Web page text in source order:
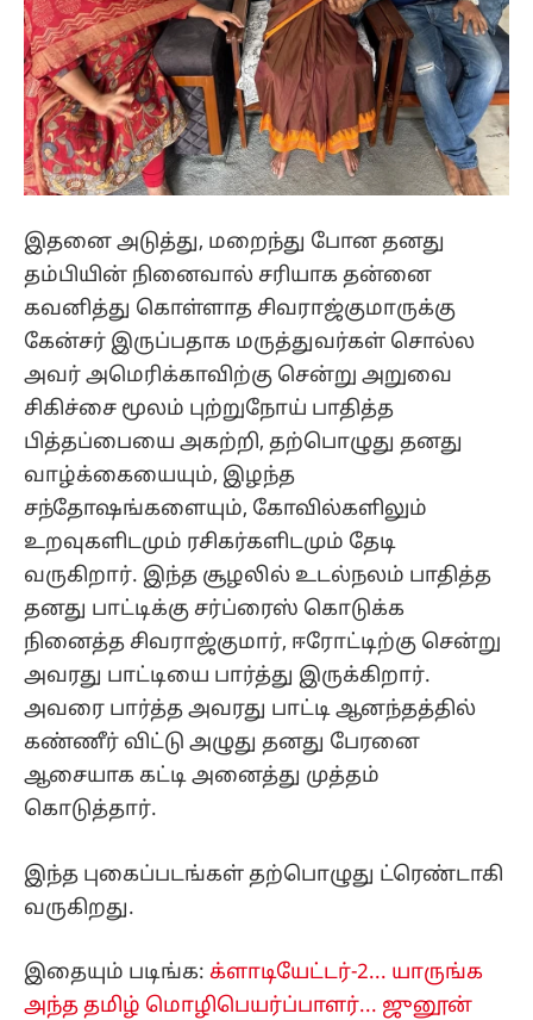
இதனை அடுத்து, மறைந்து போன தனது
தம்பியின் நினைவால் சரியாக தன்னை
கவனித்து கொள்ளாத சிவராஜ்குமாருக்கு
கேன்சர் இருப்பதாக மருத்துவர்கள் சொல்ல
அவர் அமெரிக்காவிற்கு சென்று அறுவை
சிகிச்சை மூலம் புற்றுநோய் பாதித்த
பித்தப்பையை அகற்றி, தற்பொழுது தனது
வாழ்க்கையையும், இழந்த
சந்தோஷங்களையும், கோவில்களிலும்
உறவுகளிடமும் ரசிகர்களிடமும் தேடி
வருகிறார். இந்த சூழலில் உடல்நலம் பாதித்த
தனது பாட்டிக்கு சர்ப்ரைஸ் கொடுக்க
நினைத்த சிவராஜ்குமார், ஈரோட்டிற்கு சென்று
அவரது பாட்டியை பார்த்து இருக்கிறார்.
அவரை பார்த்த அவரது பாட்டி ஆனந்தத்தில்
கண்ணீர் விட்டு அழுது தனது பேரனை
ஆசையாக கட்டி அனைத்து முத்தம்
கொடுத்தார்.
இந்த புகைப்படங்கள் தற்பொழுது ட்ரெண்டாகி
வருகிறது.
இதையும் படிங்க: க்ளாடியேட்டர்-2... யாருங்க
அந்த தமிழ் மொழிபெயர்ப்பாளர்... ஜுனூன்